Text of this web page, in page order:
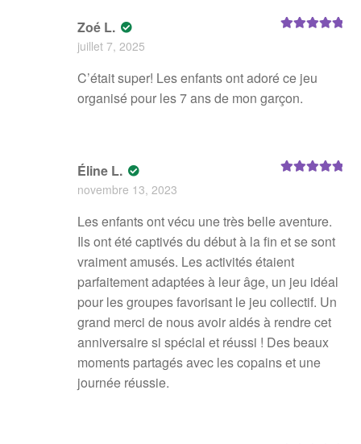
Zoé L.
juillet 7, 2025
C’était super! Les enfants ont adoré ce jeu
organisé pour les 7 ans de mon garçon.
Éline L.
novembre 13, 2023
Les enfants ont vécu une très belle aventure.
Ils ont été captivés du début à la fin et se sont
vraiment amusés. Les activités étaient
parfaitement adaptées à leur âge, un jeu idéal
pour les groupes favorisant le jeu collectif. Un
grand merci de nous avoir aidés à rendre cet
anniversaire si spécial et réussi ! Des beaux
moments partagés avec les copains et une
journée réussie.